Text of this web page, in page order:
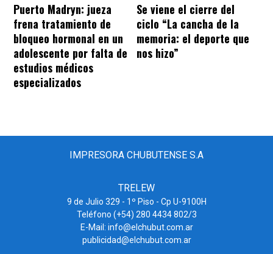
Puerto Madryn: jueza
frena tratamiento de
bloqueo hormonal en un
adolescente por falta de
estudios médicos
especializados
Se viene el cierre del
ciclo “La cancha de la
memoria: el deporte que
nos hizo”
IMPRESORA CHUBUTENSE S.A
TRELEW
9 de Julio 329 - 1º Piso - Cp U-9100H
Teléfono (+54) 280 4434 802/3
E-Mail: info@elchubut.com.ar
publicidad@elchubut.com.ar